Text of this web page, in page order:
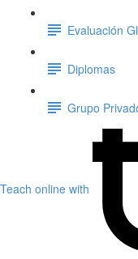
Evaluación
Diplomas
Grupo
Teach online with